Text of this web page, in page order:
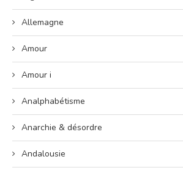
Allemagne
Amour
Amour i
Analphabétisme
Anarchie & désordre
Andalousie